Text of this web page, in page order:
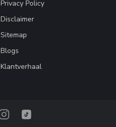
Privacy Policy
Disclaimer
Sitemap
Blogs
Klantverhaal